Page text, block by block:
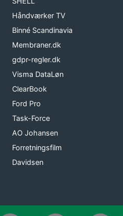
Håndværker TV
Binné Scandinavia
Membraner.dk
gdpr-regler.dk
Visma DataLøn
ClearBook
Ford Pro
Task-Force
AO Johansen
Forretningsfilm
Davidsen